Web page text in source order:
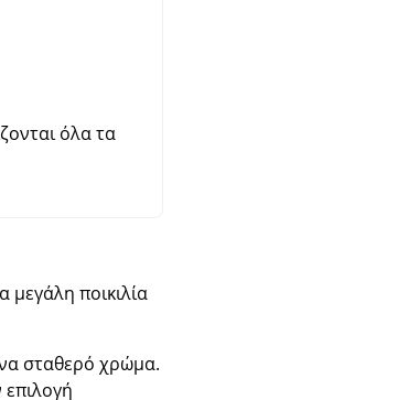
όλα τα
ποικιλία
σταθερό χρώμα.